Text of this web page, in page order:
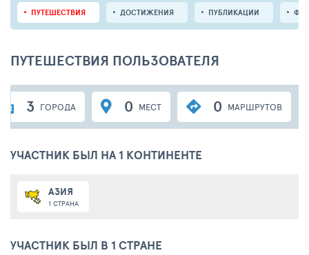
ПУТЕШЕСТВИЯ ДОСТИЖЕНИЯ ПУБЛИКАЦИИ
ПУТЕШЕСТВИЯ ПОЛЬЗОВАТЕЛЯ
3 ГОРОДА 0 МЕСТ 0 МАРШРУТОВ
УЧАСТНИК БЫЛ НА 1 КОНТИНЕНТЕ
АЗИЯ
1 СТРАНА
УЧАСТНИК БЫЛ В 1 СТРАНЕ